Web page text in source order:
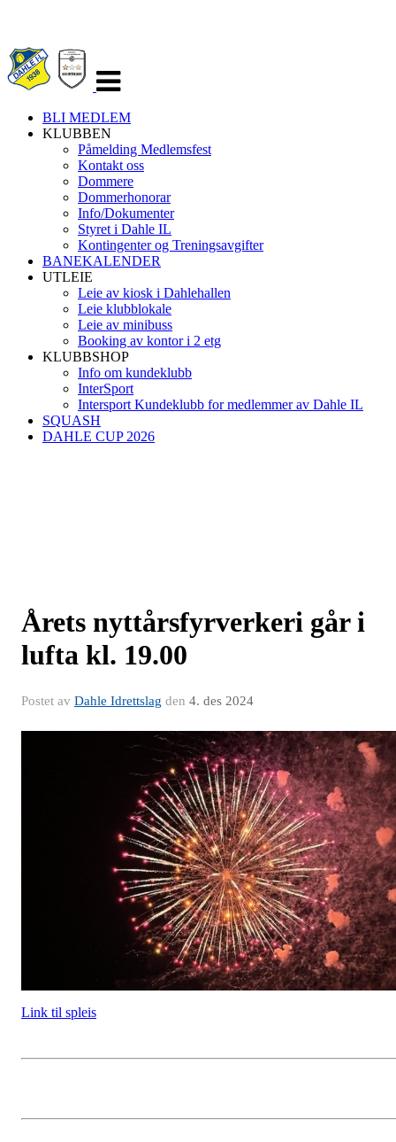
navigasjon
BLI MEDLEM
KLUBBEN
Påmelding Medlemsfest
Kontakt oss
Dommere
Dommerhonorar
Info/Dokumenter
Styret i Dahle IL
Kontingenter og Treningsavgifter
BANEKALENDER
UTLEIE
Leie av kiosk i Dahlehallen
Leie klubblokale
Leie av minibuss
Booking av kontor i 2 etg
KLUBBSHOP
Info om kundeklubb
InterSport
Intersport Kundeklubb for medlemmer av Dahle IL
SQUASH
DAHLE CUP 2026
Årets nyttårsfyrverkeri går i
lufta kl. 19.00
Postet av Dahle Idrettslag den 4. des 2024
Link til spleis